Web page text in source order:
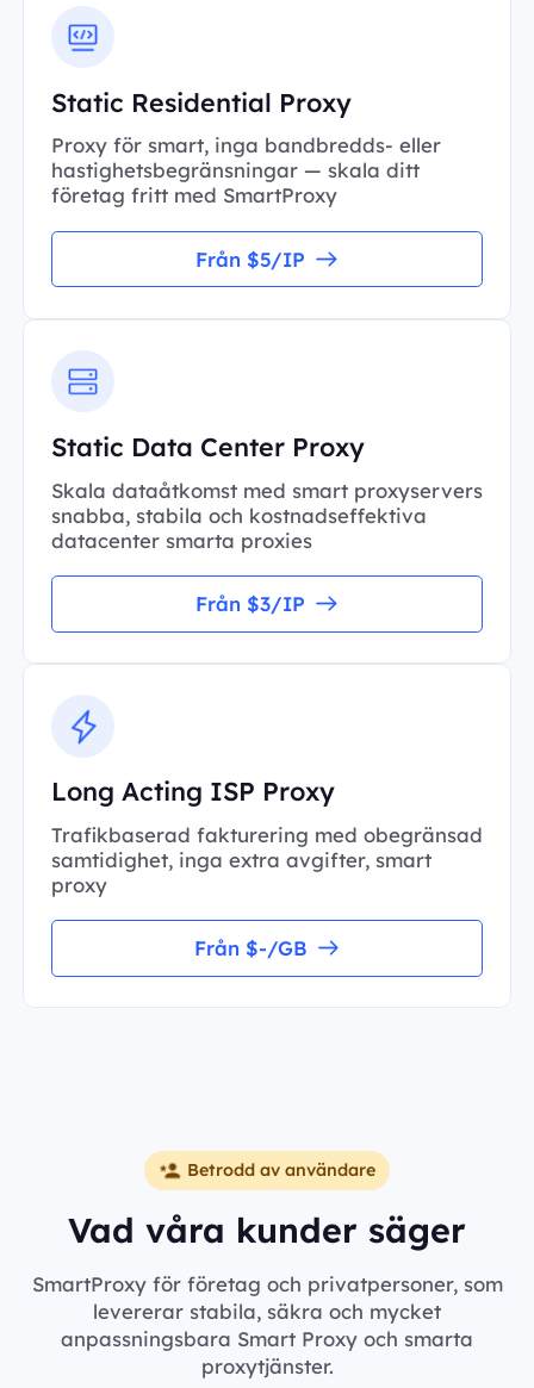
Static Residential Proxy
Proxy för smart, inga bandbredds- eller
hastighetsbegränsningar — skala ditt
företag fritt med SmartProxy
Från $5/IP
Static Data Center Proxy
Skala dataåtkomst med smart proxyservers
snabba, stabila och kostnadseffektiva
datacenter smarta proxies
Från $3/IP
Long Acting ISP Proxy
Trafikbaserad fakturering med obegränsad
samtidighet, inga extra avgifter, smart
proxy
Från $-/GB
Betrodd av användare
Vad våra kunder säger
SmartProxy för företag och privatpersoner, som
levererar stabila, säkra och mycket
anpassningsbara Smart Proxy och smarta
proxytjänster.